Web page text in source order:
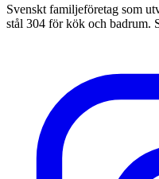
Svenskt familjeföretag som
stål 304 för kök och badrum.